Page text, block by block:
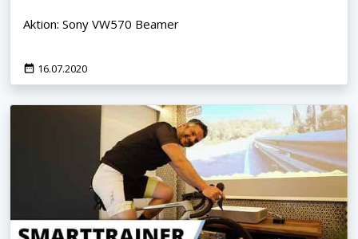
Aktion: Sony VW570 Beamer
16.07.2020